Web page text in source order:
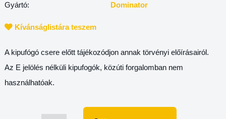
Gyártó: Dominator
Kívánságlistára teszem
A kipufógó csere előtt tájékozódjon annak törvényi előírásairól.
Az E jelölés nélküli kipufogók, közúti forgalomban nem
használhatóak.